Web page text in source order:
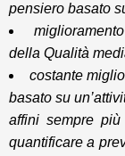
pensiero basato
della Qualità
costante
basato su
affini sempre
quantificare a